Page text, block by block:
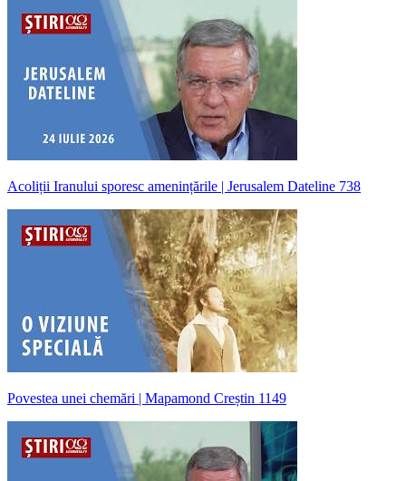
Acoliții Iranului sporesc amenințările | Jerusalem Dateline 738
Povestea unei chemări | Mapamond Creștin 1149